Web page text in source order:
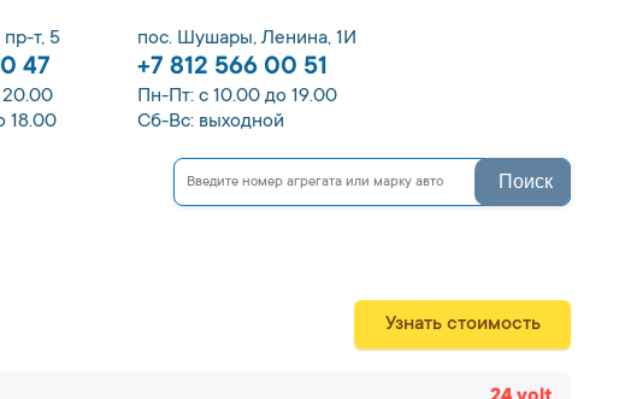
т, 5
47
20.00
18.00
пос. Шушары, Ленина, 1И
+7 812 566 00 51
Пн-Пт: с 10.00 до 19.00
Сб-Вс: выходной
Поиск
Узнать стоимость